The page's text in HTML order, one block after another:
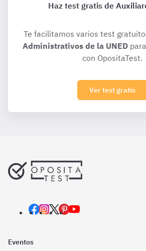
Haz test gratis de
Te facilitamos varios test
Administrativos de la UNED
con OpositaTest.
Ver test gratis
Eventos